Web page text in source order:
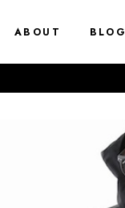
ABOUT BLOG